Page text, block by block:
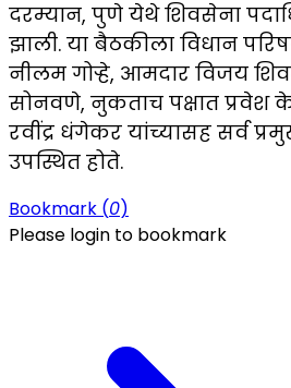
दरम्यान, पुणे येथे शिवसेना
झाली. या बैठकीला विधान
नीलम गोऱ्हे, आमदार विजय
सोनवणे, नुकताच पक्षात
रवींद्र धंगेकर यांच्यासह सर्व
उपस्थित होते.
Bookmark (0)
Please login to bookmark